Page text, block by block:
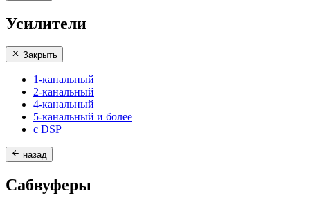
Усилители
Закрыть
1-канальный
2-канальный
4-канальный
5-канальный и более
с DSP
назад
Сабвуферы